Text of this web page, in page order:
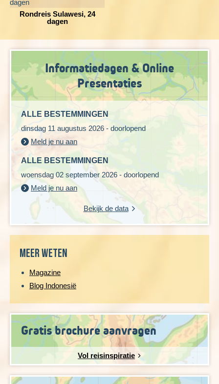
Rondreis Sulawesi, 24
dagen
Informatiedagen & Online
Presentaties
ALLE BESTEMMINGEN
dinsdag 11 augustus 2026 - doorlopend
Meld je nu aan
ALLE BESTEMMINGEN
woensdag 02 september 2026 - doorlopend
Meld je nu aan
Bekijk de data
Meer weten
Magazine
Blog Indonesië
Gratis brochure aanvragen
Vol reisinspiratie